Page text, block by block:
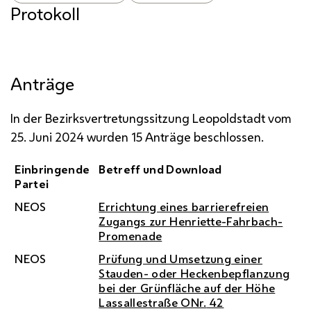
Protokoll
Anträge
In der Bezirksvertretungssitzung Leopoldstadt vom
25. Juni 2024 wurden 15 Anträge beschlossen.
Einbringende
Partei
Betreff und Download
NEOS
Errichtung eines barrierefreien
Zugangs zur Henriette-Fahrbach-
Promenade
NEOS
Prüfung und Umsetzung einer
Stauden- oder Heckenbepflanzung
bei der Grünfläche auf der Höhe
Lassallestraße ONr. 42